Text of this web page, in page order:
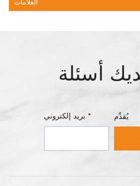
العلامات
بريد إلكتروني * يُقدِّم